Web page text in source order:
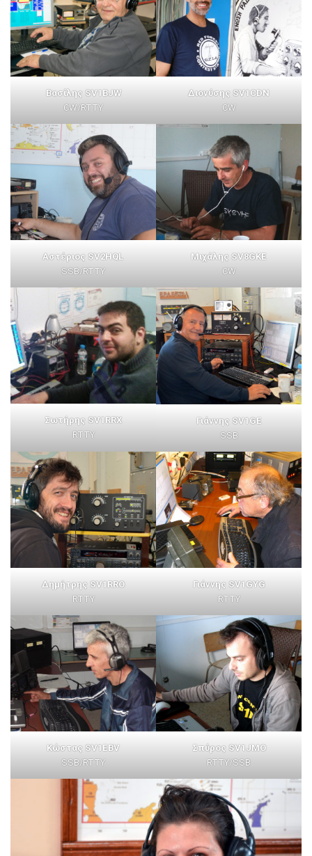
Βασίλης SV1BJW
CW/RTTY
Διονύσης SV1CDN
CW
Αστέριος SV2HQL
SSB/RTTY
Μιχάλης SV8GKE
CW
Σωτήρης SV1RRX
RTTY
Γιάννης SV1GE
SSB
Δημήτρης SV1RRO
RTTY
Γιάννης SV1GYG
RTTY
Κώστας SV1EBV
SSB/RTTY
Σπύρος SV1JMO
RTTY/SSB